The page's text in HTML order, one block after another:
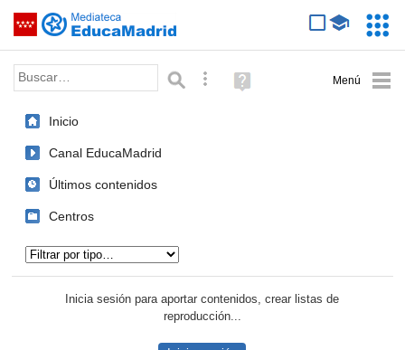
Saltar navegación
Palabra o frase: Búsqueda avanzada
Ayuda
(en
Inicio
Canal EducaMadrid
Últimos contenidos
Centros
Inicia sesión para aportar contenidos, crear listas de
reproducción...